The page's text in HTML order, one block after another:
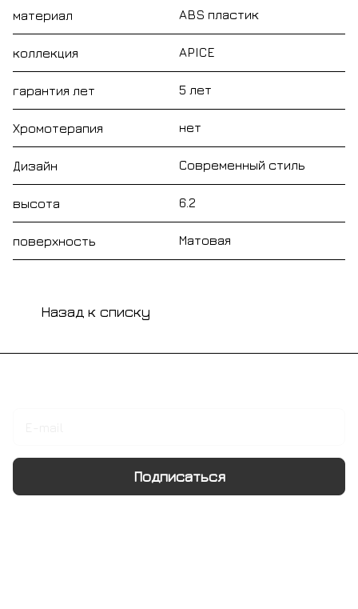
материал ABS пластик
коллекция APICE
гарантия лет 5 лет
Хромотерапия нет
Дизайн Современный стиль
высота 6.2
поверхность Матовая
Назад к списку
Подписаться